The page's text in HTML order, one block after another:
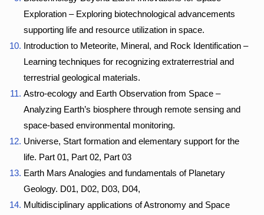
Exploration – Exploring biotechnological advancements
supporting life and resource utilization in space.
Introduction to Meteorite, Mineral, and Rock Identification –
Learning techniques for recognizing extraterrestrial and
terrestrial geological materials.
Astro-ecology and Earth Observation from Space –
Analyzing Earth’s biosphere through remote sensing and
space-based environmental monitoring.
Universe, Start formation and elementary support for the
life. Part 01, Part 02, Part 03
Earth Mars Analogies and fundamentals of Planetary
Geology. D01, D02, D03, D04,
Multidisciplinary applications of Astronomy and Space